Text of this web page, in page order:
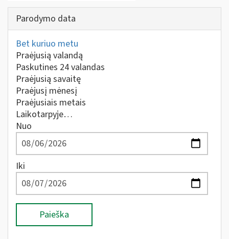
Parodymo data
Bet kuriuo metu
Praėjusią valandą
Paskutines 24 valandas
Praėjusią savaitę
Praėjusį mėnesį
Praėjusiais metais
Laikotarpyje…
Nuo
Iki
Paieška